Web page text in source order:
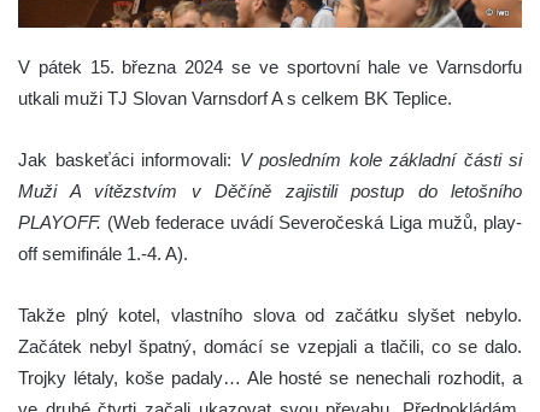
V pátek 15. března 2024 se ve sportovní hale ve Varnsdorfu
utkali muži TJ Slovan Varnsdorf A s celkem BK Teplice.
Jak baskeťáci informovali: V posledním kole základní části si
Muži A vítězstvím v Děčíně zajistili postup do letošního
PLAYOFF. (Web federace uvádí Severočeská Liga mužů, play-
off semifinále 1.-4. A).
Takže plný kotel, vlastního slova od začátku slyšet nebylo.
Začátek nebyl špatný, domácí se vzepjali a tlačili, co se dalo.
Trojky létaly, koše padaly… Ale hosté se nenechali rozhodit, a